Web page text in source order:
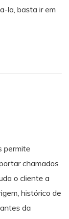
la, basta ir em
permite
chamados
o cliente a
histórico de
da